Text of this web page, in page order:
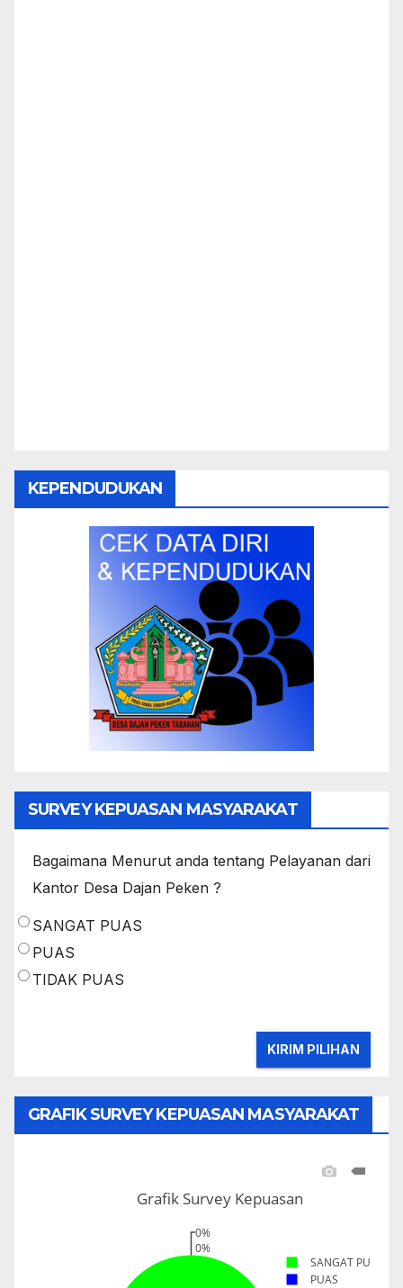
KEPENDUDUKAN
SURVEY KEPUASAN MASYARAKAT
Bagaimana Menurut anda tentang Pelayanan dari
Kantor Desa Dajan Peken ?
SANGAT PUAS
PUAS
TIDAK PUAS
GRAFIK SURVEY KEPUASAN MASYARAKAT